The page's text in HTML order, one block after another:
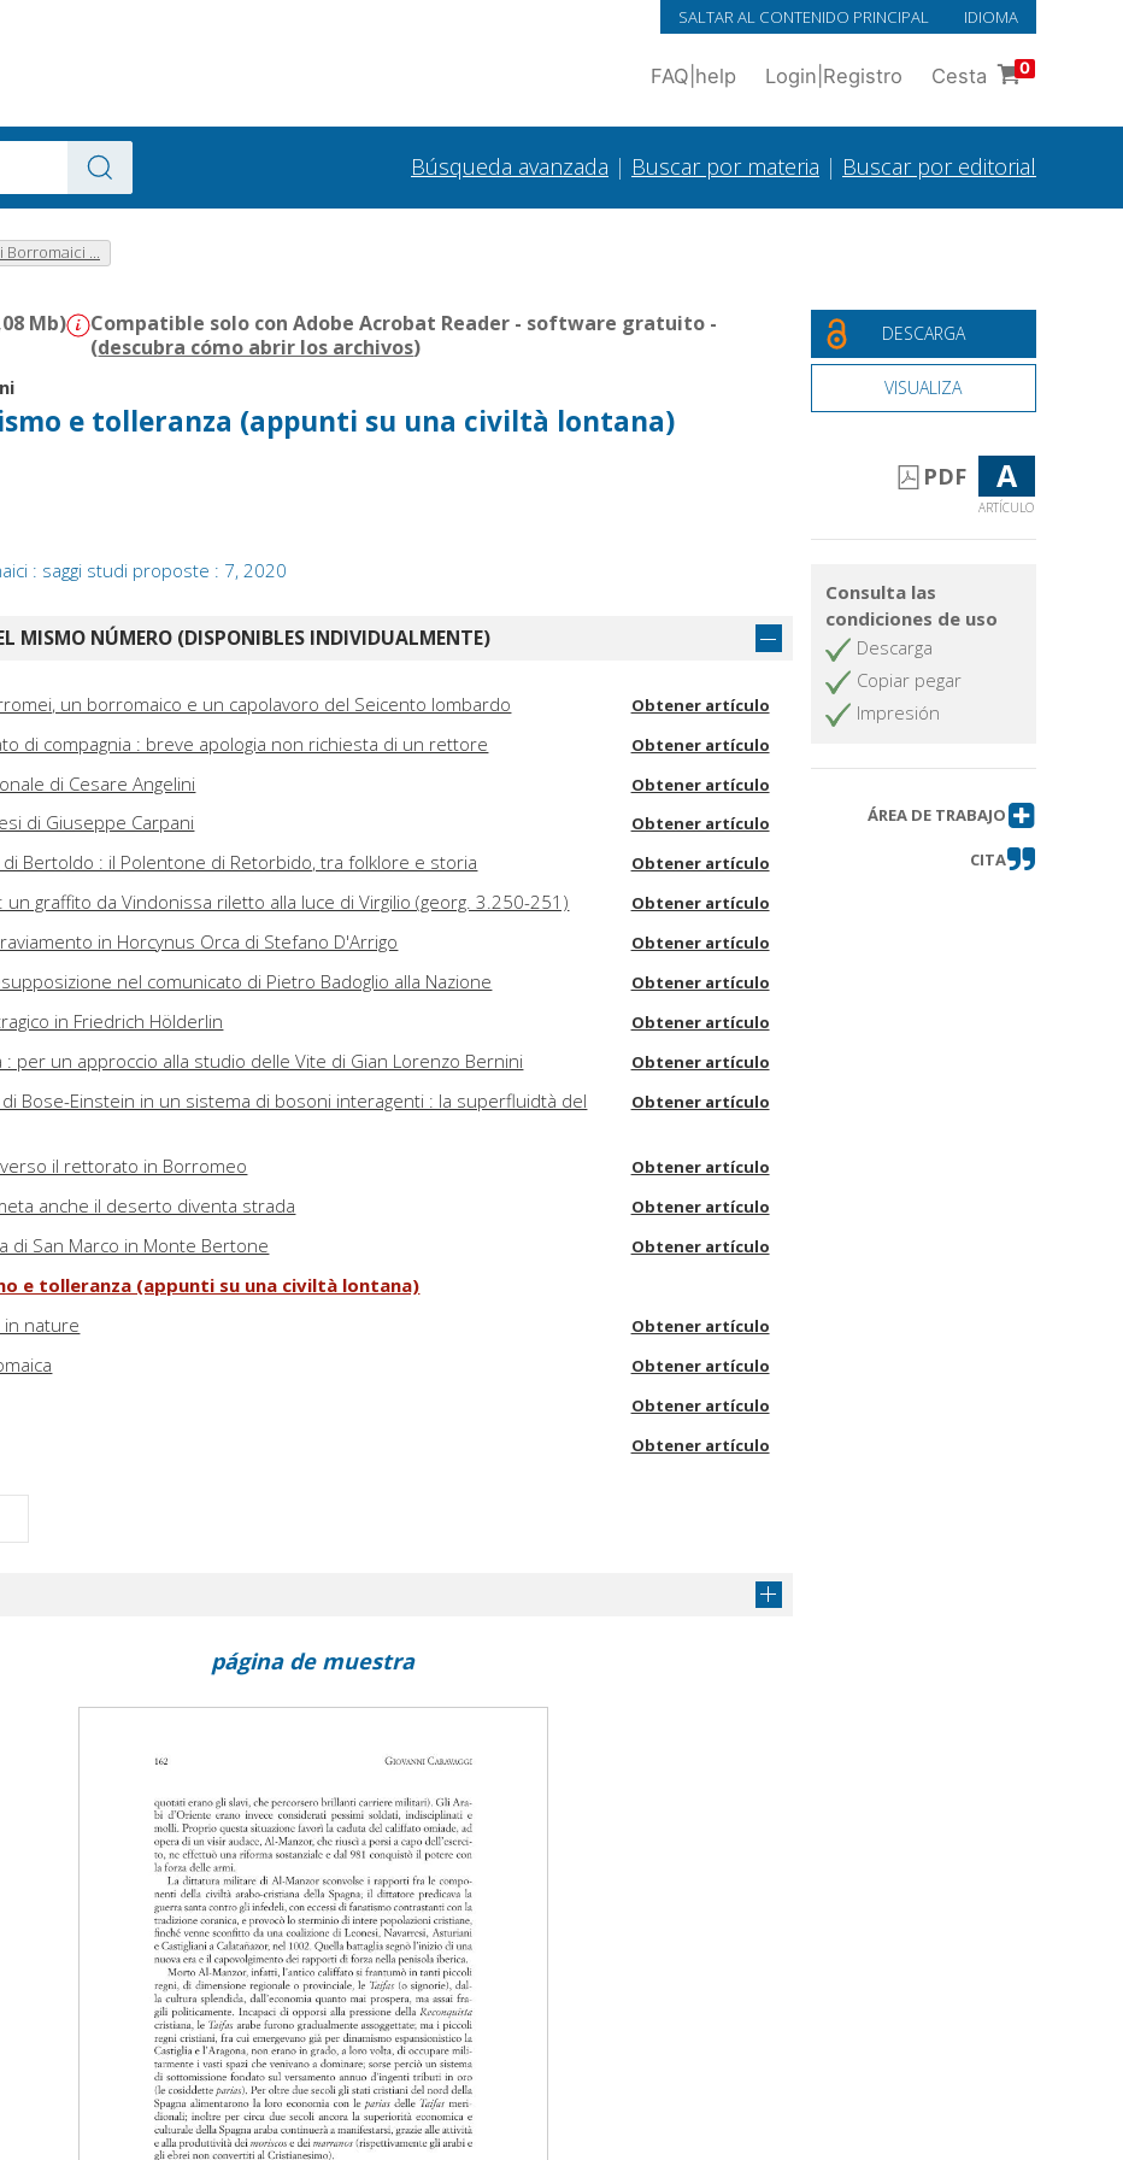
SALTAR AL CONTENIDO PRINCIPAL IDIOMA
FAQ help Login Registro Cesta 0
Búsqueda avanzada | Buscar por materia | Buscar por editorial
Borromaici ...
Mb)
Compatible solo con Adobe Acrobat Reader - software gratuito -
(descubra cómo abrir los archivos)
e tolleranza (appunti su una civiltà lontana)
: saggi studi proposte : 7, 2020
MISMO NÚMERO (DISPONIBLES INDIVIDUALMENTE)
un borromaico e un capolavoro del Seicento lombardo Obtener artículo
di compagnia : breve apologia non richiesta di un rettore Obtener artículo
di Cesare Angelini Obtener artículo
di Giuseppe Carpani Obtener artículo
Bertoldo : il Polentone di Retorbido, tra folklore e storia Obtener artículo
graffito da Vindonissa riletto alla luce di Virgilio (georg. 3.250-251) Obtener artículo
in Horcynus Orca di Stefano D'Arrigo Obtener artículo
nel comunicato di Pietro Badoglio alla Nazione Obtener artículo
in Friedrich Hölderlin Obtener artículo
: per un approccio alla studio delle Vite di Gian Lorenzo Bernini Obtener artículo
Bose-Einstein in un sistema di bosoni interagenti : la superfluidtà del
Obtener artículo
il rettorato in Borromeo Obtener artículo
anche il deserto diventa strada Obtener artículo
di San Marco in Monte Bertone Obtener artículo
e tolleranza (appunti su una civiltà lontana)
in nature
Obtener artículo
Obtener artículo
Obtener artículo
Obtener artículo
DESCARGA
VISUALIZA
PDF A
ARTÍCULO
Consulta las
condiciones de uso
Descarga
Copiar pegar
Impresión
ÁREA DE TRABAJO
CITA
página de muestra